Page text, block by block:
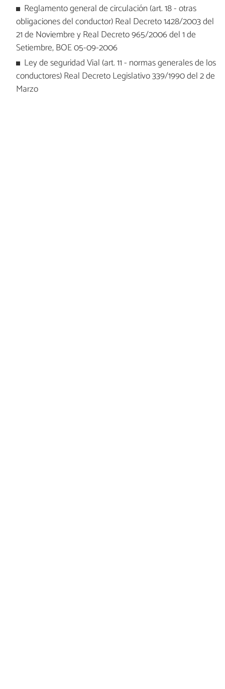
Reglamento general de circulación (art. 18 - otras
obligaciones del conductor) Real Decreto 1428/2003 del
21 de Noviembre y Real Decreto 965/2006 del 1 de
Setiembre, BOE 05-09-2006
Ley de seguridad Vial (art. 11 - normas generales de los
conductores) Real Decreto Legislativo 339/1990 del 2 de
Marzo